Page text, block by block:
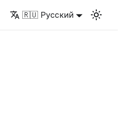
🇷🇺 Русский